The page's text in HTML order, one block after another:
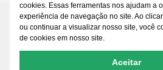
© 2026 Associação Comercial e
reservados. Desenvolvido
cookies. Essas ferramentas nos ajudam a
experiência de navegação no site. Ao
ou continuar a visualizar nosso site, você
de cookies em nosso site.
Aceitar